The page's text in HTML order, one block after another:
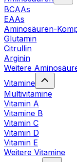
BCAAs
EAAs
Aminosäuren-
Glutamin
Citrullin
Arginin
Weitere
Vitamine
Multivitamine
Vitamin A
Vitamine B
Vitamin C
Vitamin D
Vitamin E
Weitere Vitamine